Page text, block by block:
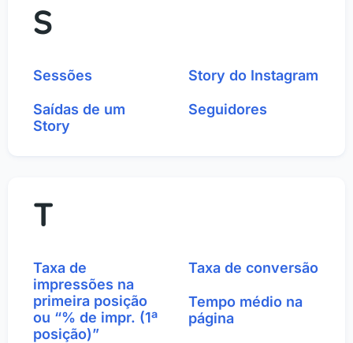
S
Sessões Story do Instagram
Saídas de um
Story
Seguidores
T
Taxa de
impressões na
primeira posição
ou “% de impr. (1ª
posição)”
Taxa de conversão
Tempo médio na
página